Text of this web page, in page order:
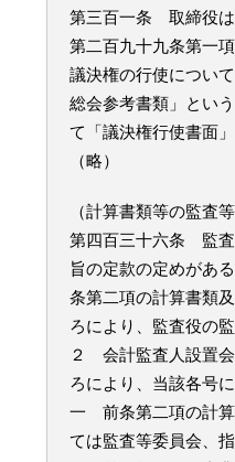
第三百一条 取締役は
第二百九十九条第一
議決権の行使につい
総会参考書類」とい
て「議決権行使書面
（略）
（計算書類等の監査等
第四百三十六条 監査
旨の定款の定めがあ
条第二項の計算書類
ろにより、監査役の
２ 会計監査人設置会
ろにより、当該各号
一 前条第二項の計
ては監査等委員会、